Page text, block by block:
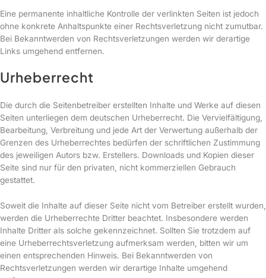
Eine permanente inhaltliche Kontrolle der verlinkten Seiten ist jedoch
ohne konkrete Anhaltspunkte einer Rechtsverletzung nicht zumutbar.
Bei Bekanntwerden von Rechtsverletzungen werden wir derartige
Links umgehend entfernen.
Urheberrecht
Die durch die Seitenbetreiber erstellten Inhalte und Werke auf diesen
Seiten unterliegen dem deutschen Urheberrecht. Die Vervielfältigung,
Bearbeitung, Verbreitung und jede Art der Verwertung außerhalb der
Grenzen des Urheberrechtes bedürfen der schriftlichen Zustimmung
des jeweiligen Autors bzw. Erstellers. Downloads und Kopien dieser
Seite sind nur für den privaten, nicht kommerziellen Gebrauch
gestattet.
Soweit die Inhalte auf dieser Seite nicht vom Betreiber erstellt wurden,
werden die Urheberrechte Dritter beachtet. Insbesondere werden
Inhalte Dritter als solche gekennzeichnet. Sollten Sie trotzdem auf
eine Urheberrechtsverletzung aufmerksam werden, bitten wir um
einen entsprechenden Hinweis. Bei Bekanntwerden von
Rechtsverletzungen werden wir derartige Inhalte umgehend